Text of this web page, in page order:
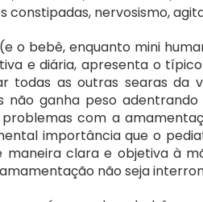
constipadas, nervosismo,
o bebê, enquanto mini
e diária, apresenta o
todas as outras searas da
não ganha peso
com a
importância que o
maneira clara e objetiva à
não seja